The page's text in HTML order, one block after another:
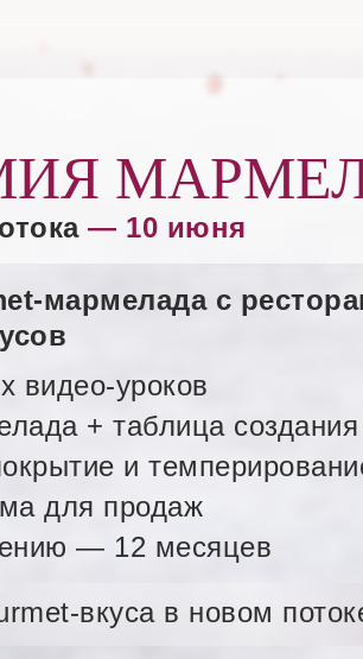
— 10 июня
мармелада с
видео-уроков
+ таблица создания
и
для продаж
— 12 месяцев
вкуса в новом